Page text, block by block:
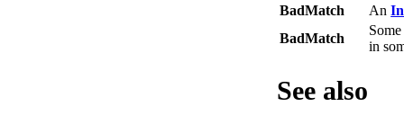
BadMatch
An
BadMatch
in
See also